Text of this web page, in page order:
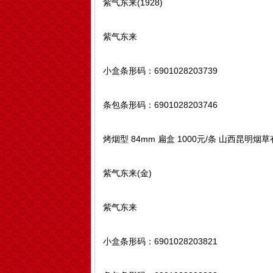
紫气东来(1928)
紫气东来
小盒条形码：6901028203739
条包条形码：6901028203746
烤烟型 84mm 扁盒 1000元/条 山西昆明烟草
紫气东来(金)
紫气东来
小盒条形码：6901028203821